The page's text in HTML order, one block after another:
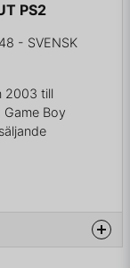
PS2
- SVENSK
2003 till
Boy